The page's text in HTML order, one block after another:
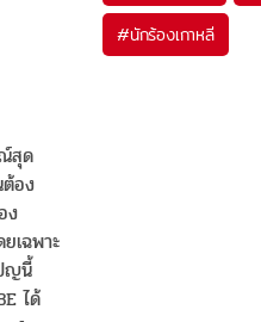
สุด
อง
ง
เฉพาะ
ญนี้
ได้
#นักร้องเกาหลี